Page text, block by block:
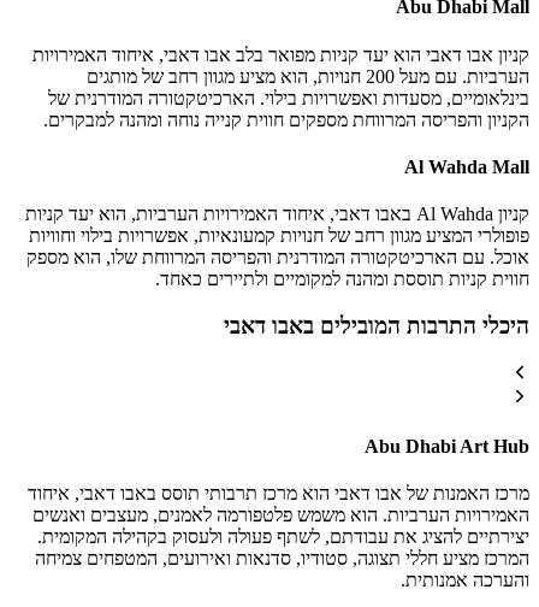
Abu Dhabi Mall
קניון אבו דאבי הוא יעד קניות מפואר בלב אבו דאבי, איחוד האמירויות
הערביות. עם מעל 200 חנויות, הוא מציע מגוון רחב של מותגים
בינלאומיים, מסעדות ואפשרויות בילוי. הארכיטקטורה המודרנית של
הקניון והפריסה המרווחת מספקים חווית קנייה נוחה ומהנה למבקרים.
Al Wahda Mall
קניון Al Wahda באבו דאבי, איחוד האמירויות הערביות, הוא יעד קניות
פופולרי המציע מגוון רחב של חנויות קמעונאיות, אפשרויות בילוי וחוויות
אוכל. עם הארכיטקטורה המודרנית והפריסה המרווחת שלו, הוא מספק
חווית קניות תוססת ומהנה למקומיים ולתיירים כאחד.
היכלי התרבות המובילים באבו דאבי
Abu Dhabi Art Hub
מרכז האמנות של אבו דאבי הוא מרכז תרבותי תוסס באבו דאבי, איחוד
האמירויות הערביות. הוא משמש פלטפורמה לאמנים, מעצבים ואנשים
יצירתיים להציג את עבודתם, לשתף פעולה ולעסוק בקהילה המקומית.
המרכז מציע חללי תצוגה, סטודיו, סדנאות ואירועים, המטפחים צמיחה
והערכה אמנותית.